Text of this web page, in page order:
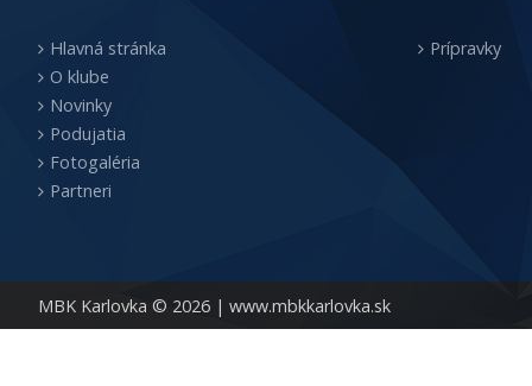
MBK Karlovka © 2026 | www.mbkkarlovka.sk
Hlavná stránka
O klube
Novinky
Podujatia
Fotogaléria
Partneri
Prípravky